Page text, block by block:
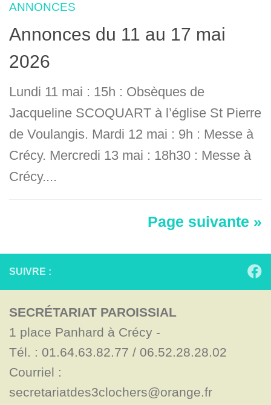
ANNONCES
Annonces du 11 au 17 mai
2026
Lundi 11 mai : 15h : Obsèques de
Jacqueline SCOQUART à l’église St Pierre
de Voulangis. Mardi 12 mai : 9h : Messe à
Crécy. Mercredi 13 mai : 18h30 : Messe à
Crécy....
Page suivante »
SUIVRE :
SECRÉTARIAT PAROISSIAL
1 place Panhard à Crécy -
Tél. : 01.64.63.82.77 / 06.52.28.28.02
Courriel :
secretariatdes3clochers@orange.fr